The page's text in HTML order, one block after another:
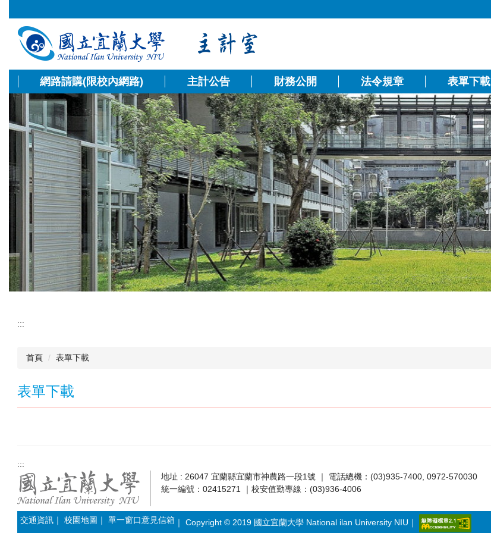
到
容
網路請購(限校內網路) 主計公告 財務公開 法令規章 表單下載
:::
首頁 表單下載
表單下載
:::
地址 : 26047 宜蘭縣宜蘭市神農路一段1號 ｜ 電話總機：(03)935-7400, 0972-570030
統一編號：02415271 ｜校安值勤專線：(03)936-4006
交通資訊 ｜ 校園地圖 ｜ 單一窗口意見信箱 ｜ Copyright © 2019 國立宜蘭大學 National ilan University NIU｜